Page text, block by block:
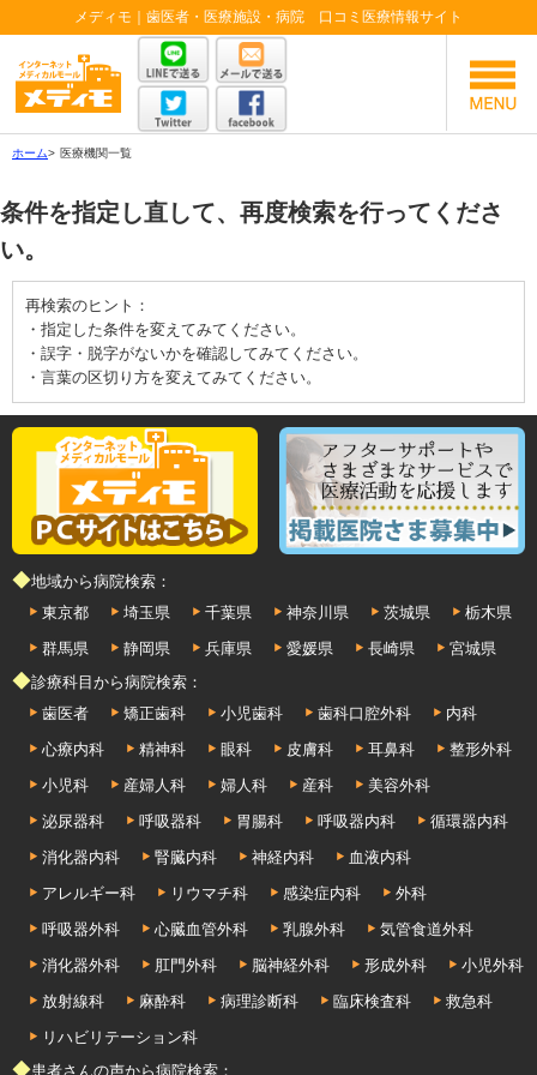
メディモ｜歯医者・医療施設・病院 口コミ医療情報サイト
ホーム> 医療機関一覧
条件を指定し直して、再度検索を行ってくださ
い。
再検索のヒント：
・指定した条件を変えてみてください。
・誤字・脱字がないかを確認してみてください。
・言葉の区切り方を変えてみてください。
◆地域から病院検索：
東京都
埼玉県 千葉県 神奈川県 茨城県
栃木県
群馬県
静岡県 兵庫県 愛媛県 長崎県
宮城県
◆診療科目から病院検索：
歯医者
矯正歯科 小児歯科 歯科口腔外科
内科
心療内科
精神科 眼科 皮膚科 耳鼻科
整形外科
小児科
産婦人科 婦人科 産科
美容外科
泌尿器科
呼吸器科 胃腸科 呼吸器内科
循環器内科
消化器内科
腎臓内科 神経内科
血液内科
アレルギー科
リウマチ科 感染症内科
外科
呼吸器外科
心臓血管外科 乳腺外科
気管食道外科
消化器外科
肛門外科 脳神経外科 形成外科
小児外科
放射線科
麻酔科 病理診断科 臨床検査科
救急科
リハビリテーション科
◆患者さんの声から病院検索：